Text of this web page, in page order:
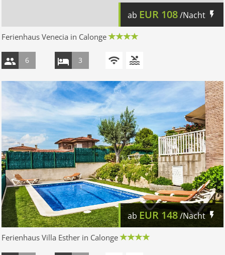
ab EUR 108/Nacht
Ferienhaus Venecia in Calonge
6 3
ab EUR 148/Nacht
Ferienhaus Villa Esther in Calonge